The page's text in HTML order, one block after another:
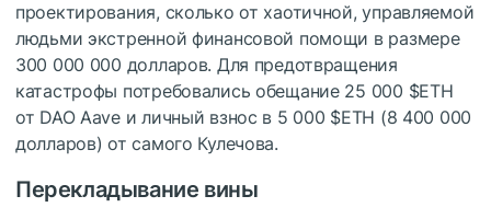
проектирования, сколько от хаотичной, управляемой
людьми экстренной финансовой помощи в размере
300 000 000 долларов. Для предотвращения
катастрофы потребовались обещание 25 000 $ETH
от DAO Aave и личный взнос в 5 000 $ETH (8 400 000
долларов) от самого Кулечова.
Перекладывание вины